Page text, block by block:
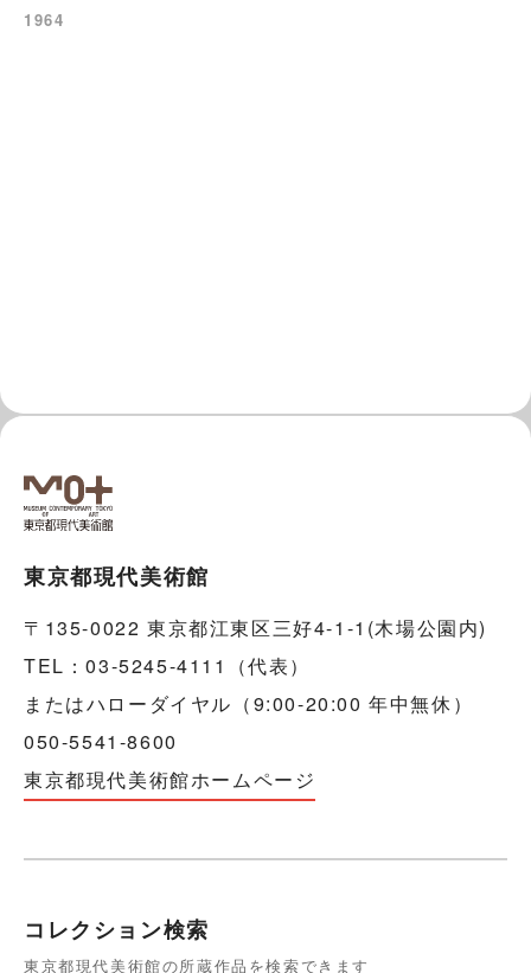
1964
東京都現代美術館
〒135-0022 東京都江東区三好4-1-1(木場公園内)
TEL：03-5245-4111（代表）
またはハローダイヤル（9:00-20:00 年中無休）
050-5541-8600
東京都現代美術館ホームページ
コレクション検索
東京都現代美術館の所蔵作品を検索できます